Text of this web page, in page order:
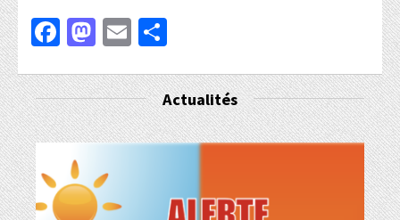
Facebook
Mastodon
Email
Actualités